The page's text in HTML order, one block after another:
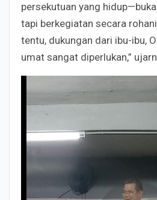
persekutuan yang
tapi berkegiatan secara
tentu, dukungan dari ibu-ibu,
umat sangat diperlukan,”